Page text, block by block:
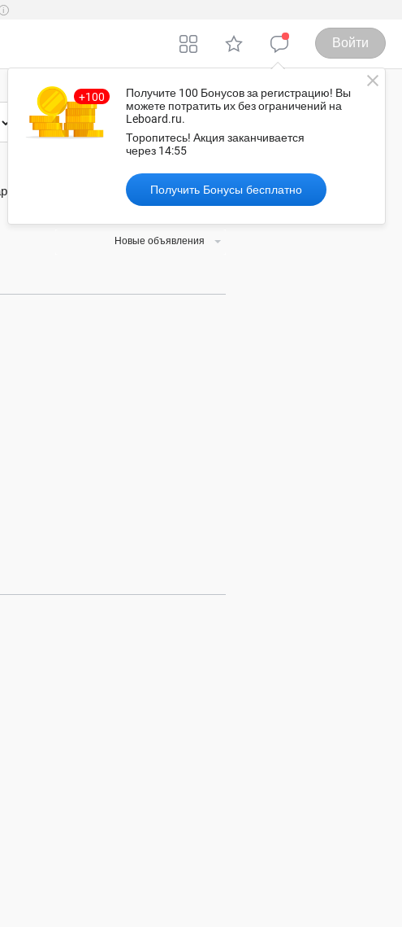
i
Войти
Получите 100 Бонусовза регистрацию! Вы
можете потратить их без ограничений на
Leboard.ru.
Торопитесь! Акция заканчивается
через 14:55
Получить Бонусы бесплатно
Уфа
услугу, а обсудить детали
Новые объявления